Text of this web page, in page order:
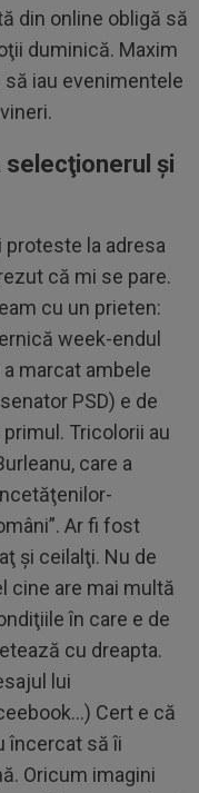
din online obligă să
duminică. Maxim
iau evenimentele
selecţionerul şi
proteste la adresa
că mi se pare.
cu un prieten:
week-endul
marcat ambele
PSD) e de
Tricolorii au
care a
Ar fi fost
şi ceilalţi. Nu de
cine are mai multă
în care e de
cu dreapta.
lui
Cert e că
încercat să îi
Oricum imagini